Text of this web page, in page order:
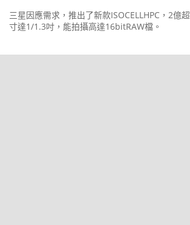
三星因應需求，推出了新款ISOCELLHPC，2億
寸達1/1.3吋，能拍攝高達16bitRAW檔。